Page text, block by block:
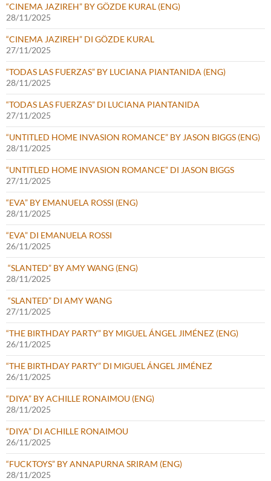
“CINEMA JAZIREH” BY GÖZDE KURAL (ENG)
28/11/2025
“CINEMA JAZIREH” DI GÖZDE KURAL
27/11/2025
“TODAS LAS FUERZAS” BY LUCIANA PIANTANIDA (ENG)
28/11/2025
“TODAS LAS FUERZAS” DI LUCIANA PIANTANIDA
27/11/2025
“UNTITLED HOME INVASION ROMANCE” BY JASON BIGGS (ENG)
28/11/2025
“UNTITLED HOME INVASION ROMANCE” DI JASON BIGGS
27/11/2025
“EVA” BY EMANUELA ROSSI (ENG)
28/11/2025
“EVA” DI EMANUELA ROSSI
26/11/2025
“SLANTED” BY AMY WANG (ENG)
28/11/2025
“SLANTED” DI AMY WANG
27/11/2025
“THE BIRTHDAY PARTY” BY MIGUEL ÁNGEL JIMÉNEZ (ENG)
26/11/2025
“THE BIRTHDAY PARTY” DI MIGUEL ÁNGEL JIMÉNEZ
26/11/2025
“DIYA” BY ACHILLE RONAIMOU (ENG)
28/11/2025
“DIYA” DI ACHILLE RONAIMOU
26/11/2025
“FUCKTOYS” BY ANNAPURNA SRIRAM (ENG)
28/11/2025